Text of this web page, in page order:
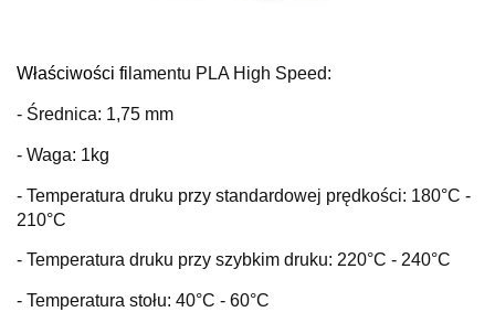
Właściwości fi lamentu PLA High Speed:
- Średnica: 1,75 mm
- Waga: 1kg
- Temperatura druku przy standardowej prędkości: 180°C -
210°C
- Temperatura druku przy szybkim druku: 220°C - 240°C
- Temperatura stołu: 40°C - 60°C